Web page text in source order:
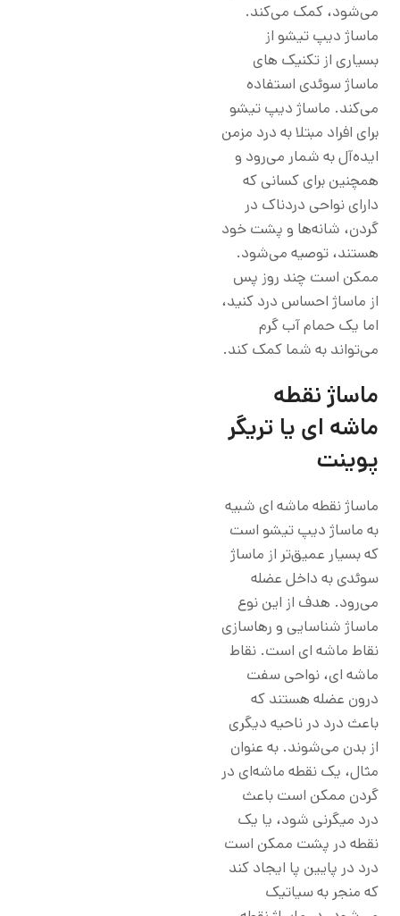
می‌شود، کمک می‌کند.
ماساژ دیپ تیشو از
بسیاری از تکنیک های
ماساژ سوئدی استفاده
می‌کند. ماساژ دیپ تیشو
برای افراد مبتلا به درد مزمن
ایده‌آل به شمار می‌رود و
همچنین برای کسانی که
دارای نواحی دردناک در
گردن، شانه‌ها و پشت خود
هستند، توصیه می‌شود.
ممکن است چند روز پس
از ماساژ احساس درد کنید،
اما یک حمام آب گرم
می‌تواند به شما کمک کند.
ماساژ نقطه
ماشه‌ ای یا تریگر
پوینت
ماساژ نقطه ماشه ای شبیه
به ماساژ دیپ تیشو است
که بسیار عمیق‌تر از ماساژ
سوئدی به داخل عضله
می‌رود. هدف از این نوع
ماساژ شناسایی و رهاسازی
نقاط ماشه ای است. نقاط
ماشه ای، نواحی سفت
درون عضله هستند که
باعث درد در ناحیه دیگری
از بدن می‌شوند. به عنوان
مثال، یک نقطه ماشه‌ای در
گردن ممکن است باعث
درد میگرنی شود، یا یک
نقطه در پشت ممکن است
درد در پایین پا ایجاد کند
که منجر به سیاتیک